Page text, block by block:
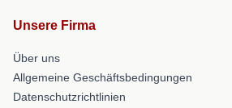
Unsere Firma
Über uns
Allgemeine Geschäftsbedingungen
Datenschutzrichtlinien